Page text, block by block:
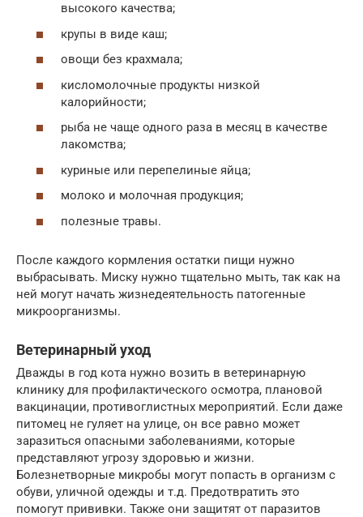
высокого качества;
крупы в виде каш;
овощи без крахмала;
кисломолочные продукты низкой
калорийности;
рыба не чаще одного раза в месяц в качестве
лакомства;
куриные или перепелиные яйца;
молоко и молочная продукция;
полезные травы.
После каждого кормления остатки пищи нужно
выбрасывать. Миску нужно тщательно мыть, так как на
ней могут начать жизнедеятельность патогенные
микроорганизмы.
Ветеринарный уход
Дважды в год кота нужно возить в ветеринарную
клинику для профилактического осмотра, плановой
вакцинации, противоглистных мероприятий. Если даже
питомец не гуляет на улице, он все равно может
заразиться опасными заболеваниями, которые
представляют угрозу здоровью и жизни.
Болезнетворные микробы могут попасть в организм с
обуви, уличной одежды и т.д. Предотвратить это
помогут прививки. Также они защитят от паразитов